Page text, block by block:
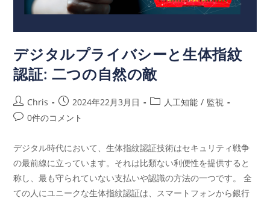
デジタルプライバシーと生体指紋
認証: 二つの自然の敵
Chris 2024年22月3月日 人工知能 / 監視
0件のコメント
デジタル時代において、生体指紋認証技術はセキュリティ戦争
の最前線に立っています。それは比類ない利便性を提供すると
称し、最も守られていない支払いや認識の方法の一つです。 全
ての人にユニークな生体指紋認証は、スマートフォンから銀行